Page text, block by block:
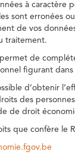
à caractère
sont erronées
de vos
traitement.
de
figurant
d’obtenir
des
de droit
que confère le